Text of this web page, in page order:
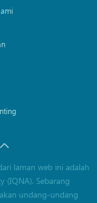
laman web ini adalah
(IQNA). Sebarang
undang-undang